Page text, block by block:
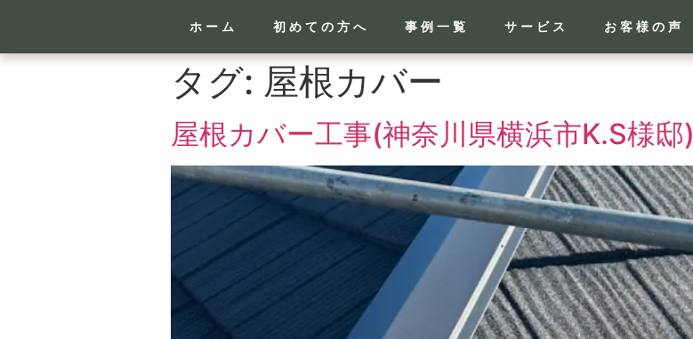
ホーム 初めての方へ 事例一覧 サービス お客様の声
タグ: 屋根カバー
屋根カバー工事(神奈川県横浜市K.S様邸)